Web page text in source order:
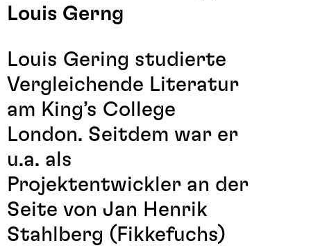
Louis Gerng
Louis Gering studierte
Vergleichende Literatur
am King’s College
London. Seitdem war er
u.a. als
Projektentwickler an der
Seite von Jan Henrik
Stahlberg (Fikkefuchs)